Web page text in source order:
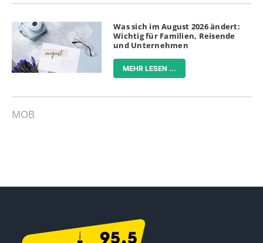
Was sich im August 2026 ändert:
Wichtig für Familien, Reisende
und Unternehmen
MEHR LESEN ...
MOB